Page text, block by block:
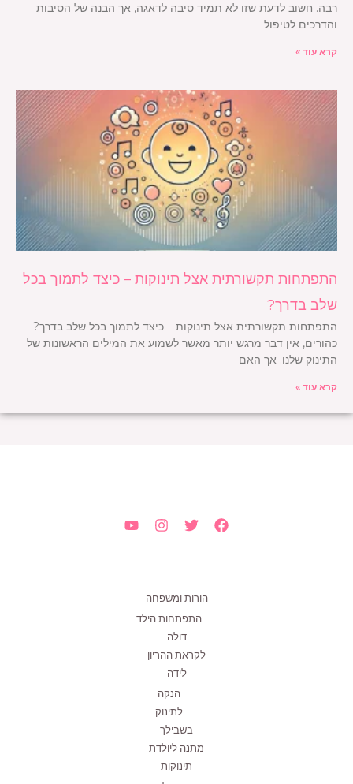
רבה. חשוב לדעת שזו לא תמיד סיבה לדאגה, אך הבנה של הסיבות
והדרכים לטיפול
קרא עוד »
התפתחות תקשורתית אצל תינוקות – כיצד לתמוך בכל
שלב בדרך?
התפתחות תקשורתית אצל תינוקות – כיצד לתמוך בכל שלב בדרך?
כהורים, אין דבר מרגש יותר מאשר לשמוע את המילים הראשונות של
התינוק שלנו. אך האם
קרא עוד »
הורות ומשפחה
התפתחות הילד
דולה
לקראת ההריון
לידה
הנקה
לתינוק
בשבילך
מתנה ליולדת
תינוקות